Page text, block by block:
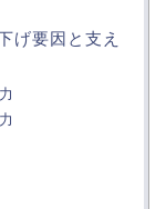
げ要因と支え